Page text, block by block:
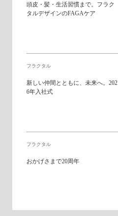
頭皮・髪・生活習慣まで。フラク
タルデザインのFAGAケア
フラクタル
新しい仲間とともに、未来へ。202
6年入社式
フラクタル
おかげさまで20周年